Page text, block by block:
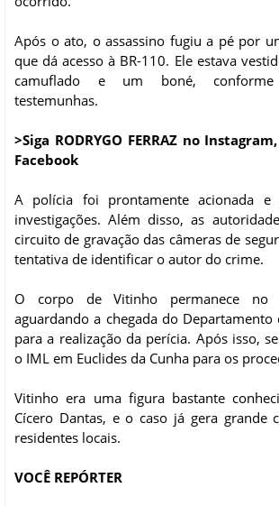
Após o ato, o assassino fugiu a pé por
que dá acesso à BR-110. Ele estava
camuflado e um boné, conforme
testemunhas.
>Siga RODRYGO FERRAZ no
Facebook
A polícia foi prontamente acionada
investigações. Além disso, as
circuito de gravação das câmeras de
tentativa de identificar o autor do crime.
O corpo de Vitinho permanece no
aguardando a chegada do Departamento
para a realização da perícia. Após isso,
o IML em Euclides da Cunha para os
Vitinho era uma figura bastante
Cícero Dantas, e o caso já gera grande
residentes locais.
VOCÊ REPÓRTER